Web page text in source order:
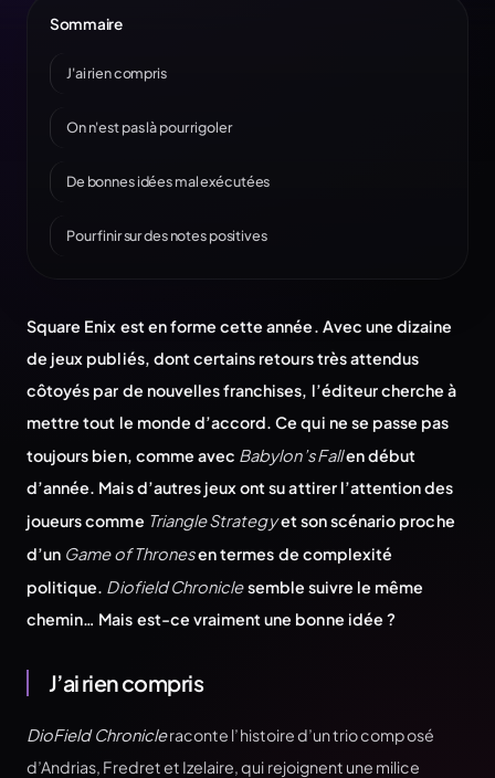
Sommaire
J'ai rien compris
On n'est pas là pour rigoler
De bonnes idées mal exécutées
Pour finir sur des notes positives
Square Enix est en forme cette année. Avec une dizaine
de jeux publiés, dont certains retours très attendus
côtoyés par de nouvelles franchises, l’éditeur cherche à
mettre tout le monde d’accord. Ce qui ne se passe pas
toujours bien, comme avec Babylon’s Fallen début
d’année. Mais d’autres jeux ont su attirer l’attention des
joueurs comme Triangle Strategyet son scénario proche
d’un Game of Thronesen termes de complexité
politique. Diofield Chroniclesemble suivre le même
chemin… Mais est-ce vraiment une bonne idée ?
J’ai rien compris
DioField Chronicleraconte l’histoire d’un trio composé
d’Andrias, Fredret et Izelaire, qui rejoignent une milice